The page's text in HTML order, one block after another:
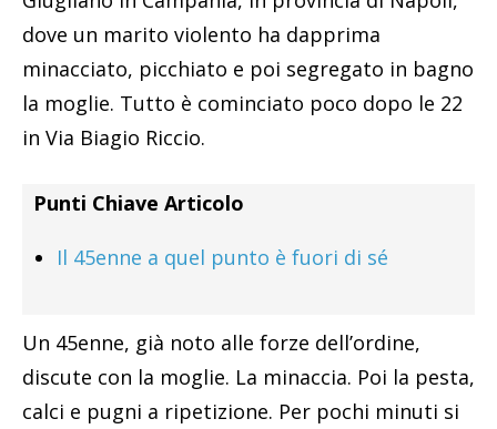
dove un marito violento ha dapprima
minacciato, picchiato e poi segregato in bagno
la moglie. Tutto è cominciato poco dopo le 22
in Via Biagio Riccio.
Punti Chiave Articolo
Il 45enne a quel punto è fuori di sé
Un 45enne, già noto alle forze dell’ordine,
discute con la moglie. La minaccia. Poi la pesta,
calci e pugni a ripetizione. Per pochi minuti si